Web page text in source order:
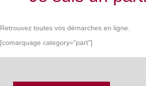
Retrouvez toutes vos démarches en ligne.
[comarquage category="part"]